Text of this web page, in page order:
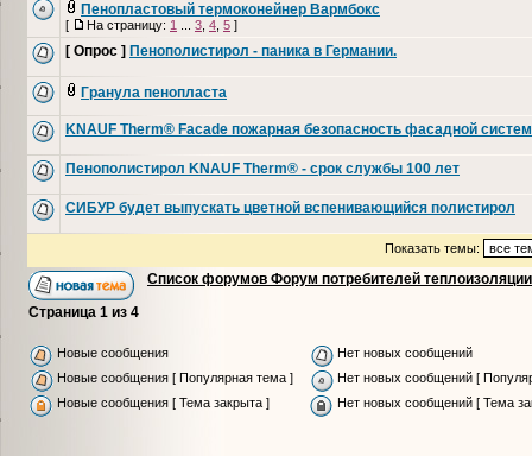
Пенопластовый термоконейнер Вармбокс
[ На страницу: 1 3 4 5 ]
[ Опрос ] Пенополистирол - паника в Германии.
Гранула пенопласта
KNAUF Therm® Facade пожарная безопасность фасадной
Пенополистирол KNAUF Therm® - срок службы 100 лет
СИБУР будет выпускать цветной вспенивающийся полистирол
Показать темы:
Список форумов Форум потребителей теплоизоляции
Страница 1 из 4
Новые сообщения
Нет новых сообщений
Новые сообщения [ Популярная тема ]
Нет новых сообщений [
Новые сообщения [ Тема закрыта ]
Нет новых сообщений [ Тема